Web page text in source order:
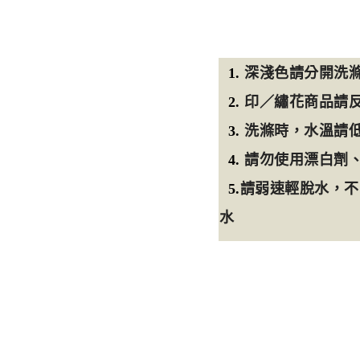
1.深淺色請分開洗
2. 印／繡花商品請
3.洗滌時，水溫請
4.請勿使用漂白劑
5.請弱速輕脫水，
水